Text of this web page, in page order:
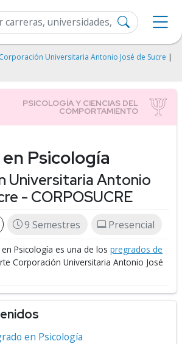
Corporación Universitaria Antonio José de Sucre |
Psicología
Universitaria Antonio
- CORPOSUCRE
9 Semestres Presencial
Psicología es una de los pregrados de
Corporación Universitaria Antonio José
en Psicología